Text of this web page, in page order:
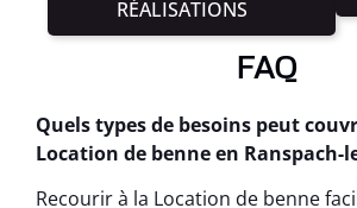
RÉALISATIONS
FAQ
Quels types de besoins peut
Location de benne en Ranspach-
Recourir à la Location de benne